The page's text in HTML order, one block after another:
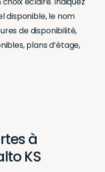
disponible, le nom
de disponibilité,
plans d’étage,
à
KS